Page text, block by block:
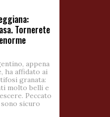
Tornerete
appena
ha affidato ai
granata:
molto belli e
Peccato
sicuro